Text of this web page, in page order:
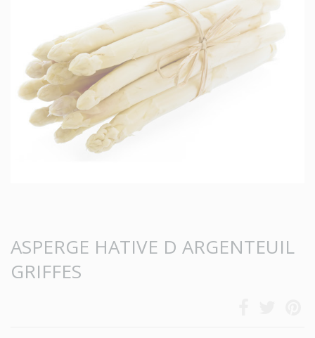
ASPERGE HATIVE D ARGENTEUIL
GRIFFES